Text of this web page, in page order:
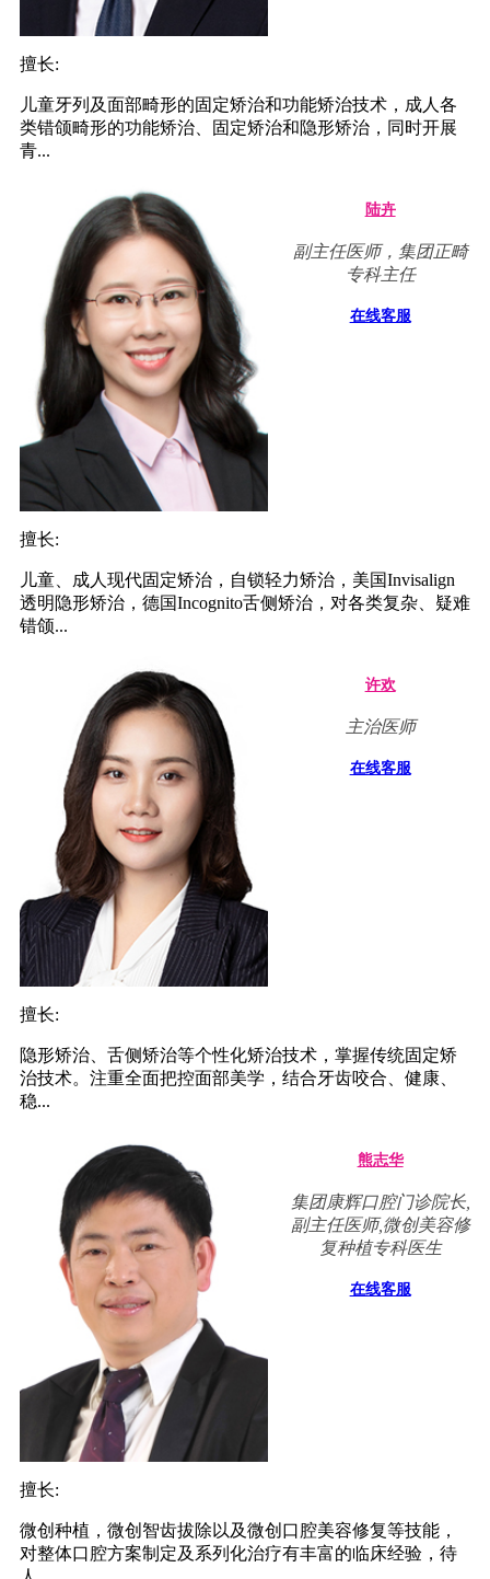
擅长:
儿童牙列及面部畸形的固定矫治和功能矫治技术，成人各
类错颌畸形的功能矫治、固定矫治和隐形矫治，同时开展
青...
陆卉
副主任医师，集团正畸
专科主任
在线客服
擅长:
儿童、成人现代固定矫治，自锁轻力矫治，美国Invisalign
透明隐形矫治，德国Incognito舌侧矫治，对各类复杂、疑难
错颌...
许欢
主治医师
在线客服
擅长:
隐形矫治、舌侧矫治等个性化矫治技术，掌握传统固定矫
治技术。注重全面把控面部美学，结合牙齿咬合、健康、
稳...
熊志华
集团康辉口腔门诊院长,
副主任医师,微创美容修
复种植专科医生
在线客服
擅长:
微创种植，微创智齿拔除以及微创口腔美容修复等技能，
对整体口腔方案制定及系列化治疗有丰富的临床经验，待